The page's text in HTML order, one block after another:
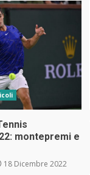
montepremi e
18 Dicembre 2022